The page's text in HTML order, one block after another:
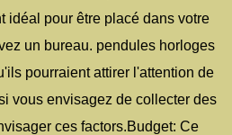
idéal pour être placé dans votre
un bureau. pendules horloges
pourraient attirer l'attention de
vous envisagez de collecter des
ces factors.Budget: Ce